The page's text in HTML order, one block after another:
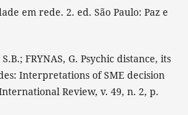
em rede. 2. ed. São Paulo: Paz e
S.B.; FRYNAS, G. Psychic distance, its
Interpretations of SME decision
Review, v. 49, n. 2, p.